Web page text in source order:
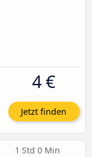
4 €
Jetzt finden
1 Std 0 Min